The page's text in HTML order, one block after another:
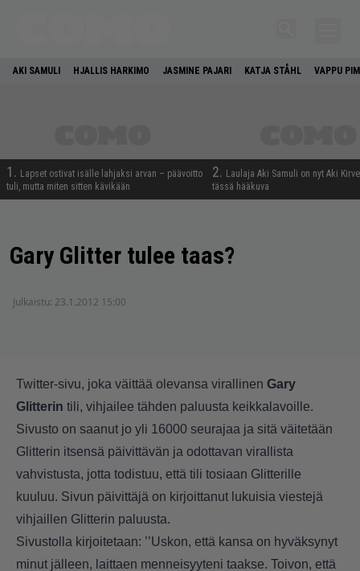
AKI SAMULI HJALLIS HARKIMO JASMINE PAJARI KATJA STÅHL VAPPU
1. Lapset ostivat isälle lahjaksi arvan – päävoitto
tuli, mutta miten sitten kävikään
2. Laulaja Aki Samuli on nyt Aki
tässä hääkuva
Gary Glitter tulee taas?
Julkaistu: 23.1.2012 15:00
Twitter-sivu, joka väittää olevansa virallinen Gary
Glitterin tili, vihjailee tähden paluusta keikkalavoille.
Sivusto on saanut jo yli 16000 seurajaa ja sitä väitetään
Glitterin itsensä päivittävän ja odottavan virallista
vahvistusta, jotta todistuu, että tili tosiaan Glitterille
kuuluu. Sivun päivittäjä on kirjoittanut lukuisia viestejä
vihjaillen Glitterin paluusta.
Sivustolla kirjoitetaan: ’’Uskon, että kansa on hyväksynyt
minut jälleen, laittaen menneisyyteni taakse. Toivon, että